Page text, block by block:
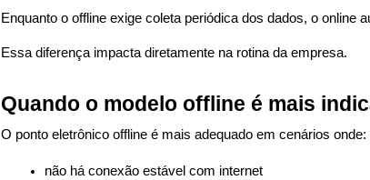
Enquanto o offline exige coleta periódica dos dados, o online
Essa diferença impacta diretamente na rotina da empresa.
Quando o modelo offline é mais
O ponto eletrônico offline é mais adequado em cenários onde:
não há conexão estável com internet